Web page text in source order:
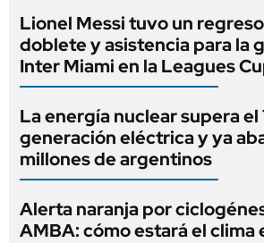
Lionel Messi tuvo un
doblete y asistencia para la
Inter Miami en la Leagues
La energía nuclear supera el
generación eléctrica y ya
millones de argentinos
Alerta naranja por
AMBA: cómo estará el clima